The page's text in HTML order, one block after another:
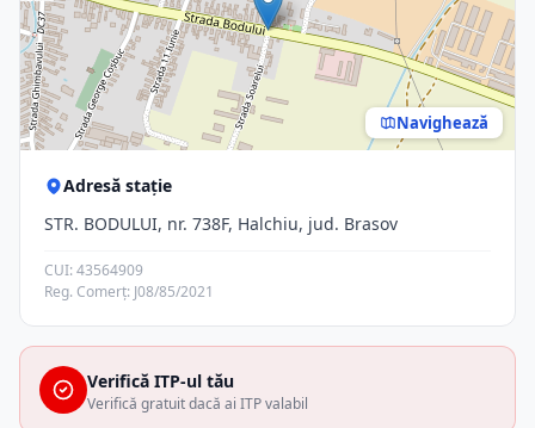
Navighează
Adresă stație
STR. BODULUI, nr. 738F, Halchiu, jud. Brasov
CUI: 43564909
Reg. Comerț: J08/85/2021
Verifică ITP-ul tău
Verifică gratuit dacă ai ITP valabil